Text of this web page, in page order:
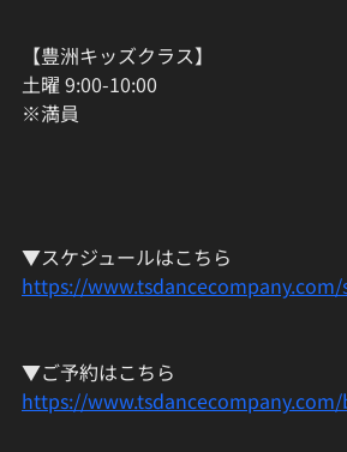
【豊洲キッズクラス】
土曜 9:00-10:00
※満員
▼スケジュールはこちら
https://
▼ご予約はこちら
https://